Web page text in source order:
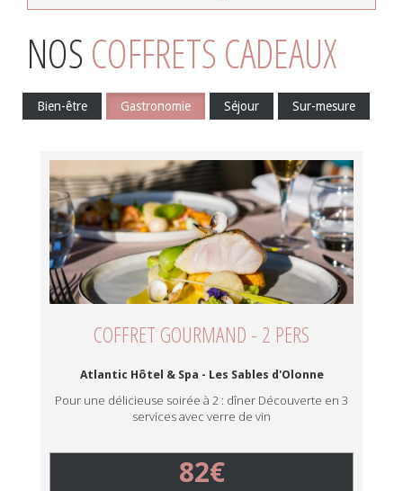
NOS COFFRETS CADEAUX
Bien-être Gastronomie Séjour Sur-mesure
COFFRET GOURMAND - 2 PERS
Atlantic Hôtel & Spa - Les Sables d'Olonne
Pour une délicieuse soirée à 2 : dîner Découverte en 3
services avec verre de vin
82€